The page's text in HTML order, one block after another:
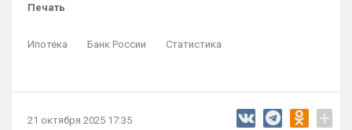
Печать
Ипотека Банк России Статистика
21 октября 2025 17:35 +